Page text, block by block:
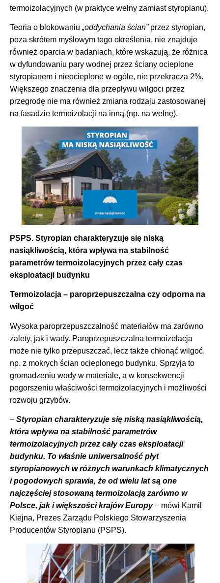
termoizolacyjnych (w praktyce wełny zamiast styropianu).
Teoria o blokowaniu „oddychania ścian”przez styropian,
poza skrótem myślowym tego określenia, nie znajduje
również oparcia w badaniach, które wskazują, że różnica
w dyfundowaniu pary wodnej przez ściany ocieplone
styropianem i nieocieplone w ogóle, nie przekracza 2%.
Większego znaczenia dla przepływu wilgoci przez
przegrodę nie ma również zmiana rodzaju zastosowanej
na fasadzie termoizolacji na inną (np. na wełnę).
PSPS. Styropian charakteryzuje się niską
nasiąkliwością, która wpływa na stabilność
parametrów termoizolacyjnych przez cały czas
eksploatacji budynku
Termoizolacja – paroprzepuszczalna czy odporna na
wilgoć
Wysoka paroprzepuszczalność materiałów ma zarówno
zalety, jak i wady. Paroprzepuszczalna termoizolacja
może nie tylko przepuszczać, lecz także chłonąć wilgoć,
np. z mokrych ścian ocieplonego budynku. Sprzyja to
gromadzeniu wody w materiale, a w konsekwencji
pogorszeniu właściwości termoizolacyjnych i możliwości
rozwoju grzybów.
– Styropian charakteryzuje się niską nasiąkliwością,
która wpływa na stabilność parametrów
termoizolacyjnych przez cały czas eksploatacji
budynku. To właśnie uniwersalność płyt
styropianowych w różnych warunkach klimatycznych
i pogodowych sprawia, że od wielu lat są one
najczęściej stosowaną termoizolacją zarówno w
Polsce, jak i większości krajów Europy– mówi Kamil
Kiejna, Prezes Zarządu Polskiego Stowarzyszenia
Producentów Styropianu (PSPS).